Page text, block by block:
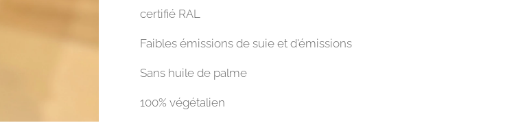
certifié RAL
Faibles émissions de suie et d'émissions
Sans huile de palme
100% végétalien